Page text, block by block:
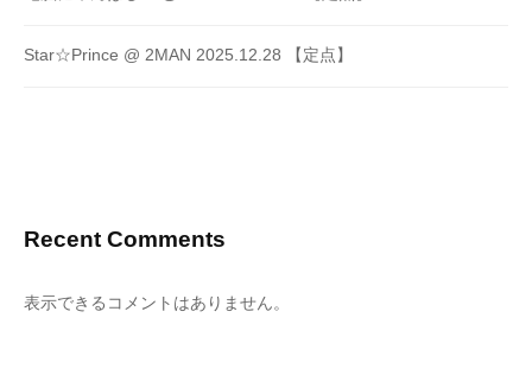
Star☆Prince @ 2MAN 2025.12.28 【定点】
Recent Comments
表示できるコメントはありません。